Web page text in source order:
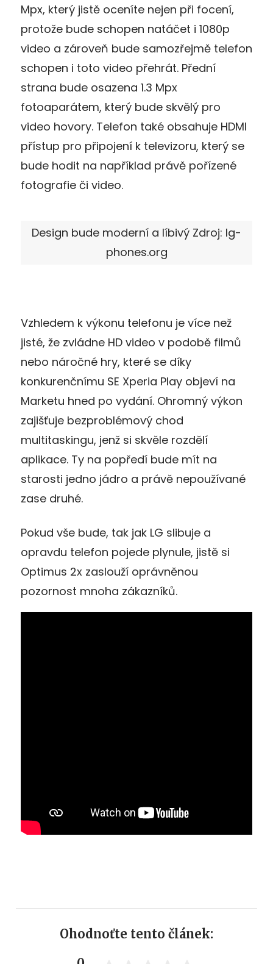
Mpx, který jistě oceníte nejen při focení,
protože bude schopen natáčet i 1080p
video a zároveň bude samozřejmě telefon
schopen i toto video přehrát. Přední
strana bude osazena 1.3 Mpx
fotoaparátem, který bude skvělý pro
video hovory. Telefon také obsahuje HDMI
přístup pro připojení k televizoru, který se
bude hodit na například právě pořízené
fotografie či video.
Design bude moderní a líbivý Zdroj: lg-
phones.org
Vzhledem k výkonu telefonu je více než
jisté, že zvládne HD video v podobě filmů
nebo náročné hry, které se díky
konkurenčnímu SE Xperia Play objeví na
Marketu hned po vydání. Ohromný výkon
zajišťuje bezproblémový chod
multitaskingu, jenž si skvěle rozdělí
aplikace. Ty na popředí bude mít na
starosti jedno jádro a právě nepoužívané
zase druhé.
Pokud vše bude, tak jak LG slibuje a
opravdu telefon pojede plynule, jistě si
Optimus 2x zaslouží oprávněnou
pozornost mnoha zákazníků.
Ohodnoťte tento článek: